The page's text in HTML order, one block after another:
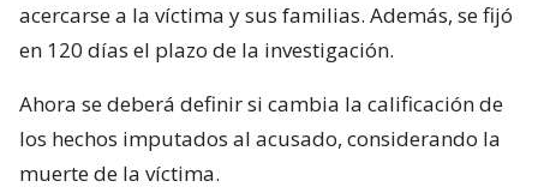
acercarse a la víctima y sus familias. Además, se fijó
en 120 días el plazo de la investigación.
Ahora se deberá definir si cambia la calificación de
los hechos imputados al acusado, considerando la
muerte de la víctima.